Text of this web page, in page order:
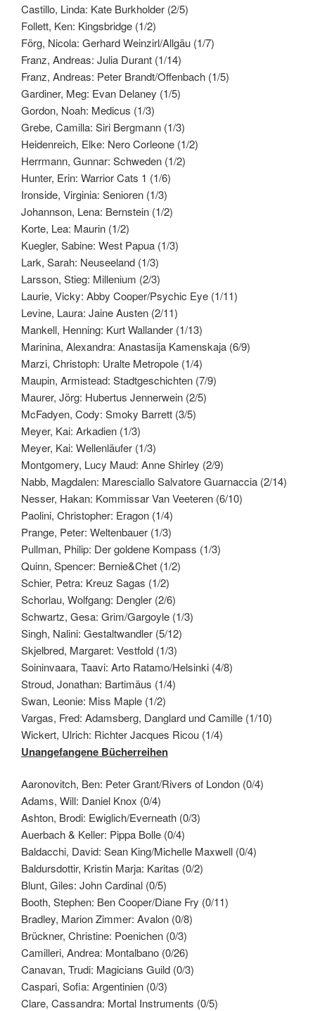
Castillo, Linda: Kate Burkholder (2/5)
Follett, Ken: Kingsbridge (1/2)
Förg, Nicola: Gerhard Weinzirl/Allgäu (1/7)
Franz, Andreas: Julia Durant (1/14)
Franz, Andreas: Peter Brandt/Offenbach (1/5)
Gardiner, Meg: Evan Delaney (1/5)
Gordon, Noah: Medicus (1/3)
Grebe, Camilla: Siri Bergmann (1/3)
Heidenreich, Elke: Nero Corleone (1/2)
Herrmann, Gunnar: Schweden (1/2)
Hunter, Erin: Warrior Cats 1 (1/6)
Ironside, Virginia: Senioren (1/3)
Johannson, Lena: Bernstein (1/2)
Korte, Lea: Maurin (1/2)
Kuegler, Sabine: West Papua (1/3)
Lark, Sarah: Neuseeland (1/3)
Larsson, Stieg: Millenium (2/3)
Laurie, Vicky: Abby Cooper/Psychic Eye (1/11)
Levine, Laura: Jaine Austen (2/11)
Mankell, Henning: Kurt Wallander (1/13)
Marinina, Alexandra: Anastasija Kamenskaja (6/9)
Marzi, Christoph: Uralte Metropole (1/4)
Maupin, Armistead: Stadtgeschichten (7/9)
Maurer, Jörg: Hubertus Jennerwein (2/5)
McFadyen, Cody: Smoky Barrett (3/5)
Meyer, Kai: Arkadien (1/3)
Meyer, Kai: Wellenläufer (1/3)
Montgomery, Lucy Maud: Anne Shirley (2/9)
Nabb, Magdalen: Maresciallo Salvatore Guarnaccia (2/14)
Nesser, Hakan: Kommissar Van Veeteren (6/10)
Paolini, Christopher: Eragon (1/4)
Prange, Peter: Weltenbauer (1/3)
Pullman, Philip: Der goldene Kompass (1/3)
Quinn, Spencer: Bernie&Chet (1/2)
Schier, Petra: Kreuz Sagas (1/2)
Schorlau, Wolfgang: Dengler (2/6)
Schwartz, Gesa: Grim/Gargoyle (1/3)
Singh, Nalini: Gestaltwandler (5/12)
Skjelbred, Margaret: Vestfold (1/3)
Soininvaara, Taavi: Arto Ratamo/Helsinki (4/8)
Stroud, Jonathan: Bartimäus (1/4)
Swan, Leonie: Miss Maple (1/2)
Vargas, Fred: Adamsberg, Danglard und Camille (1/10)
Wickert, Ulrich: Richter Jacques Ricou (1/4)
Unangefangene Bücherreihen
Aaronovitch, Ben: Peter Grant/Rivers of London (0/4)
Adams, Will: Daniel Knox (0/4)
Ashton, Brodi: Ewiglich/Everneath (0/3)
Auerbach & Keller: Pippa Bolle (0/4)
Baldacchi, David: Sean King/Michelle Maxwell (0/4)
Baldursdottir, Kristin Marja: Karitas (0/2)
Blunt, Giles: John Cardinal (0/5)
Booth, Stephen: Ben Cooper/Diane Fry (0/11)
Bradley, Marion Zimmer: Avalon (0/8)
Brückner, Christine: Poenichen (0/3)
Camilleri, Andrea: Montalbano (0/26)
Canavan, Trudi: Magicians Guild (0/3)
Caspari, Sofia: Argentinien (0/3)
Clare, Cassandra: Mortal Instruments (0/5)